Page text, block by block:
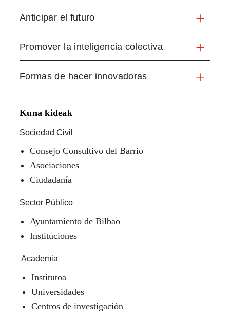
Anticipar el futuro
Promover la inteligencia colectiva
Formas de hacer innovadoras
Kuna kideak
Sociedad Civil
Consejo Consultivo del Barrio
Asociaciones
Ciudadanía
Sector Público
Ayuntamiento de Bilbao
Instituciones
Academia
Institutoa
Universidades
Centros de investigación